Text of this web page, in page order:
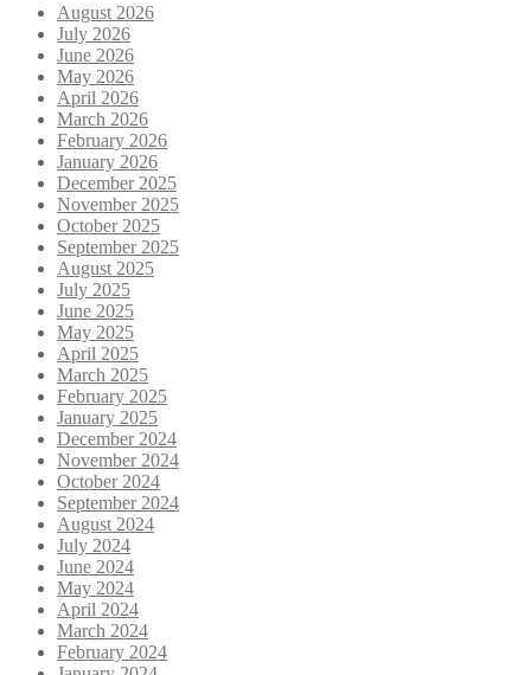
August 2026
July 2026
June 2026
May 2026
April 2026
March 2026
February 2026
January 2026
December 2025
November 2025
October 2025
September 2025
August 2025
July 2025
June 2025
May 2025
April 2025
March 2025
February 2025
January 2025
December 2024
November 2024
October 2024
September 2024
August 2024
July 2024
June 2024
May 2024
April 2024
March 2024
February 2024